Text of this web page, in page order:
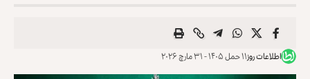
اطلاعات روز۱۱ حمل ۱۴۰۵ - ۳۱ مارچ ۲۰۲۶